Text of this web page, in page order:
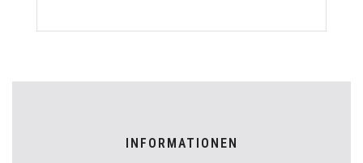
INFORMATIONEN